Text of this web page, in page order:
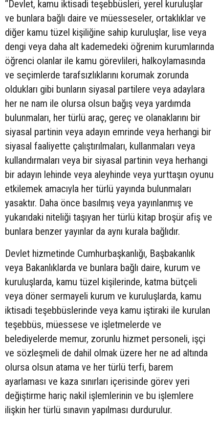
“Devlet, kamu iktisadi teşebbüsleri, yerel kuruluşlar
ve bunlara bağlı daire ve müesseseler, ortaklıklar ve
diğer kamu tüzel kişiliğine sahip kuruluşlar, lise veya
dengi veya daha alt kademedeki öğrenim kurumlarında
öğrenci olanlar ile kamu görevlileri, halkoylamasında
ve seçimlerde tarafsızlıklarını korumak zorunda
oldukları gibi bunların siyasal partilere veya adaylara
her ne nam ile olursa olsun bağış veya yardımda
bulunmaları, her türlü araç, gereç ve olanaklarını bir
siyasal partinin veya adayın emrinde veya herhangi bir
siyasal faaliyette çalıştırılmaları, kullanmaları veya
kullandırmaları veya bir siyasal partinin veya herhangi
bir adayın lehinde veya aleyhinde veya yurttaşın oyunu
etkilemek amacıyla her türlü yayında bulunmaları
yasaktır. Daha önce basılmış veya yayınlanmış ve
yukarıdaki niteliği taşıyan her türlü kitap broşür afiş ve
bunlara benzer yayınlar da aynı kurala bağlıdır.
Devlet hizmetinde Cumhurbaşkanlığı, Başbakanlık
veya Bakanlıklarda ve bunlara bağlı daire, kurum ve
kuruluşlarda, kamu tüzel kişilerinde, katma bütçeli
veya döner sermayeli kurum ve kuruluşlarda, kamu
iktisadi teşebbüslerinde veya kamu iştiraki ile kurulan
teşebbüs, müessese ve işletmelerde ve
belediyelerde memur, zorunlu hizmet personeli, işçi
ve sözleşmeli de dahil olmak üzere her ne ad altında
olursa olsun atama ve her türlü terfi, barem
ayarlaması ve kaza sınırları içerisinde görev yeri
değiştirme hariç nakil işlemlerinin ve bu işlemlere
ilişkin her türlü sınavın yapılması durdurulur.